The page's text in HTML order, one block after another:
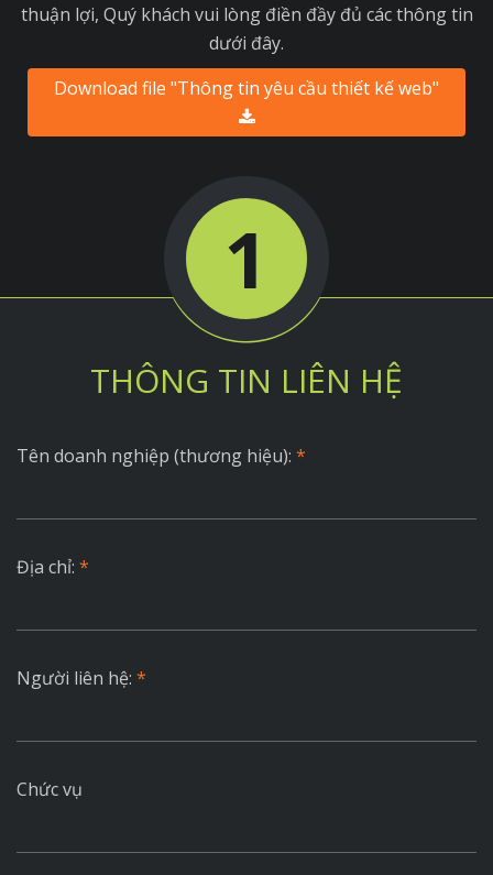
thuận lợi, Quý khách vui lòng điền đầy đủ các thông tin
dưới đây.
Download file "Thông tin yêu cầu thiết kế web"
1
THÔNG TIN LIÊN HỆ
Tên doanh nghiệp (thương hiệu): *
Địa chỉ: *
Người liên hệ: *
Chức vụ